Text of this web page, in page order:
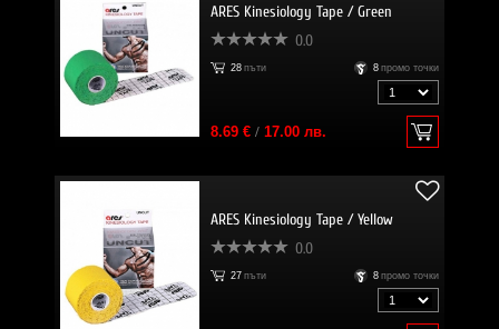
ARES Kinesiology Tape / Green
0.0
28 пъти 8 промо точки
8.69 €/ 17.00 лв.
ARES Kinesiology Tape / Yellow
0.0
27 пъти 8 промо точки